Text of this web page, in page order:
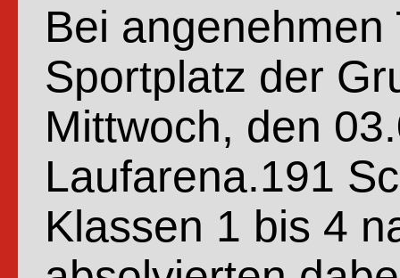
Bei
Sportplatz der
Mittwoch, den
Laufarena.191
Klassen 1 bis 4